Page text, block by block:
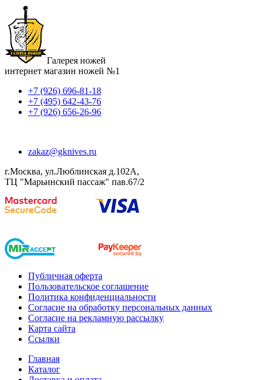
Галерея ножей
интернет магазин ножей №1
+7 (926) 696-81-18
+7 (495) 642-43-76
+7 (926) 656-26-96
zakaz@gknives.ru
г.Москва, ул.Люблинская д.102А,
ТЦ "Марьинский пассаж" пав.67/2
Публичная оферта
Пользовательское соглашение
Политика конфиденциальности
Согласие на обработку персональных данных
Согласие на рекламную рассылку
Карта сайта
Ссылки
Главная
Каталог